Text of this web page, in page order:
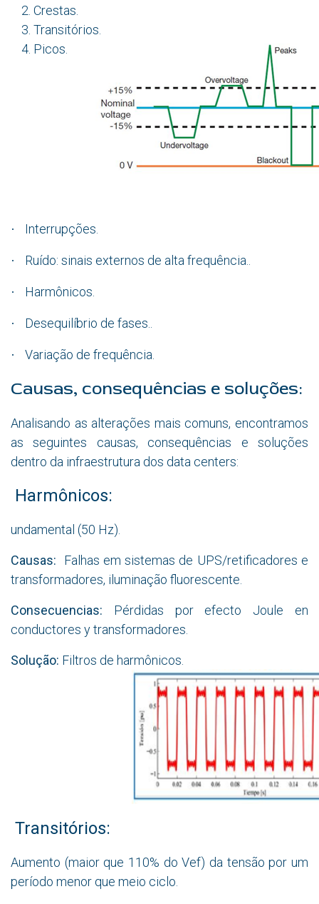
Crestas.
Transitórios.
Picos.
· Interrupções.
· Ruído: sinais externos de alta frequência..
· Harmônicos.
· Desequilíbrio de fases..
· Variação de frequência.
Causas, consequências e soluções:
Analisando as alterações mais comuns, encontramos
as seguintes causas, consequências e soluções
dentro da infraestrutura dos data centers:
Harmônicos:
undamental (50 Hz).
Causas: Falhas em sistemas de UPS/retificadores e
transformadores, iluminação fluorescente.
Consecuencias: Pérdidas por efecto Joule en
conductores y transformadores.
Solução: Filtros de harmônicos.
Transitórios:
Aumento (maior que 110% do Vef) da tensão por um
período menor que meio ciclo.